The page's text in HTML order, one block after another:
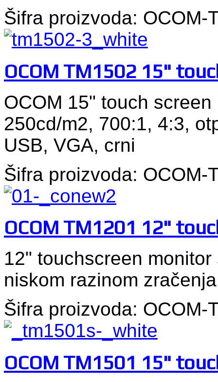
Šifra proizvoda: OCOM-
OCOM TM1502 15"
OCOM 15" touch
250cd/m2, 700:1, 4:3,
USB, VGA, crni
Šifra proizvoda: OCOM-
OCOM TM1201 12"
12" touchscreen
niskom razinom
Šifra proizvoda: OCOM-
OCOM TM1501 15"